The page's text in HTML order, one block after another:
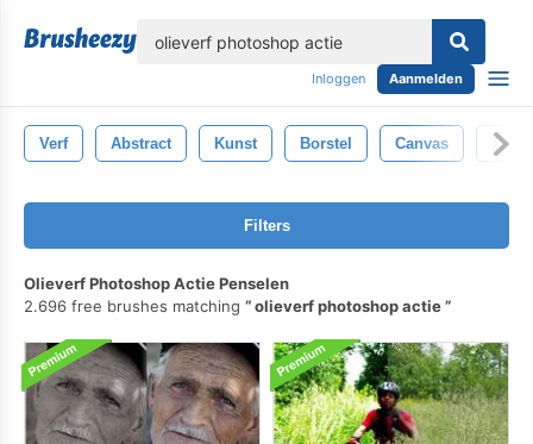
Inloggen Aanmelden
Verf Abstract Kunst Borstel Canvas
Filters
Olieverf Photoshop Actie Penselen
2.696 free brushes matching
olieverf photoshop actie